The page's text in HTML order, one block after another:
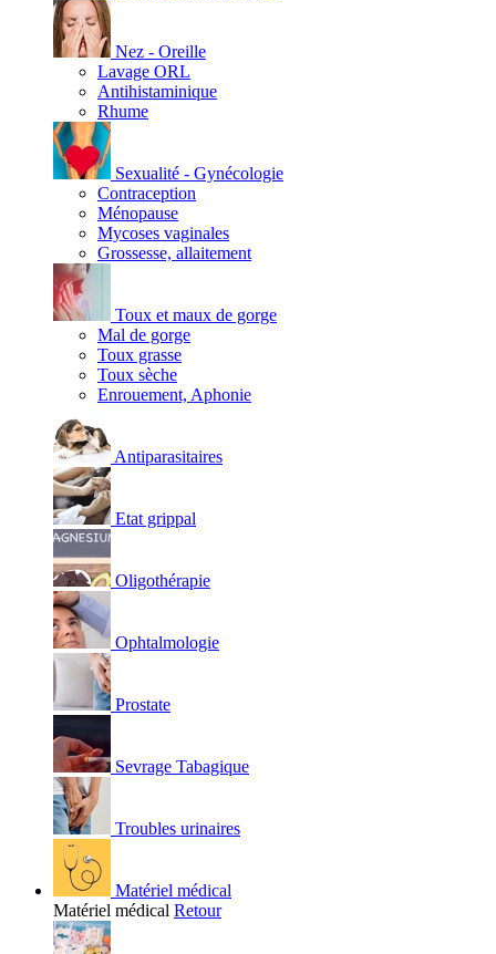
Nez - Oreille
Lavage ORL
Antihistaminique
Rhume
Sexualité - Gynécologie
Contraception
Ménopause
Mycoses vaginales
Grossesse, allaitement
Toux et maux de gorge
Mal de gorge
Toux grasse
Toux sèche
Enrouement, Aphonie
Antiparasitaires
Etat grippal
Oligothérapie
Ophtalmologie
Prostate
Sevrage Tabagique
Troubles urinaires
Matériel médical
Matériel médical Retour